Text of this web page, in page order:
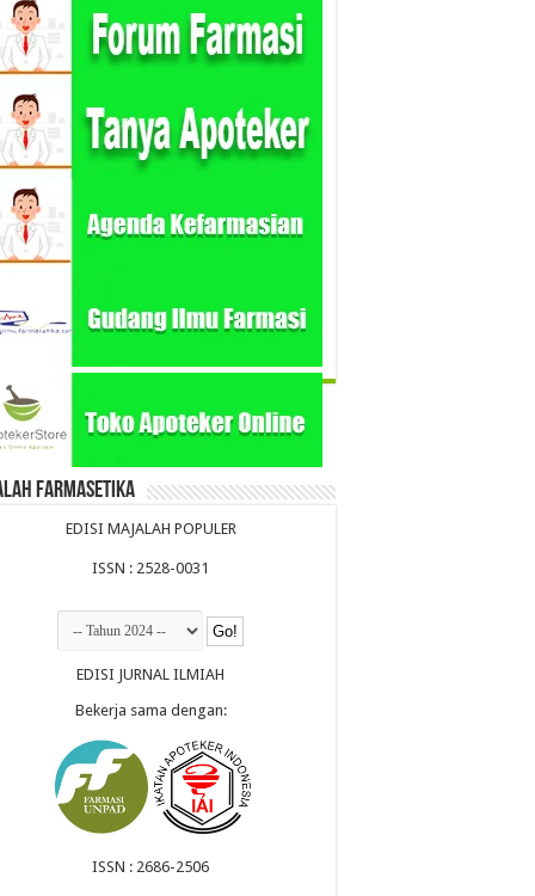
Farmasetika
EDISI MAJALAH POPULER
ISSN : 2528-0031
EDISI JURNAL ILMIAH
Bekerja sama dengan:
ISSN : 2686-2506